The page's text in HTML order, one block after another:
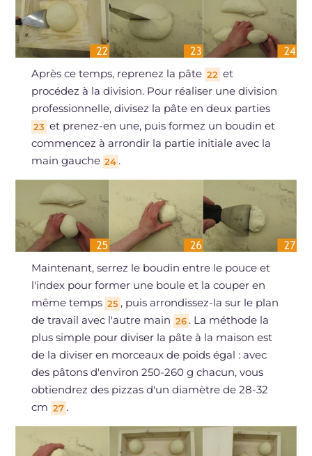
Après ce temps, reprenez la pâte 22 et
procédez à la division. Pour réaliser une division
professionnelle, divisez la pâte en deux parties
23 et prenez-en une, puis formez un boudin et
commencez à arrondir la partie initiale avec la
main gauche 24 .
Maintenant, serrez le boudin entre le pouce et
l'index pour former une boule et la couper en
même temps 25 , puis arrondissez-la sur le plan
de travail avec l'autre main 26 . La méthode la
plus simple pour diviser la pâte à la maison est
de la diviser en morceaux de poids égal : avec
des pâtons d'environ 250-260 g chacun, vous
obtiendrez des pizzas d'un diamètre de 28-32
cm 27 .